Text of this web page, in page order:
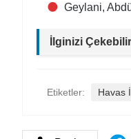
Geylani,
İlginizi
Etiketler: Havas